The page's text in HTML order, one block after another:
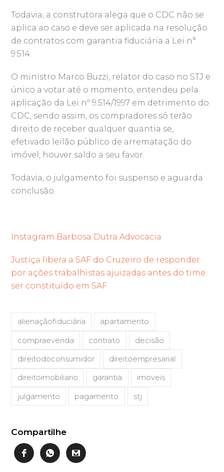
Todavia, a construtora alega que o CDC não se
aplica ao caso e deve ser aplicada na resolução
de contratos com garantia fiduciária a Lei n°
9.514.
O ministro Marco Buzzi, relator do caso no STJ e
único a votar até o momento, entendeu pela
aplicação da Lei nº 9.514/1997 em detrimento do
CDC, sendo assim, os compradores só terão
direito de receber qualquer quantia se,
efetivado leilão público de arrematação do
imóvel, houver saldo a seu favor.
Todavia, o julgamento foi suspenso e aguarda
conclusão.
Instagram Barbosa Dutra Advocacia
Justiça libera a SAF do Cruzeiro de responder
por ações trabalhistas ajuizadas antes do time
ser constituído em SAF
alienaçãofiduciária apartamento
compraevenda contrato decisão
direitodoconsumidor direitoempresarial
direitoimobiliario garantia imoveis
julgamento pagamento stj
Compartilhe